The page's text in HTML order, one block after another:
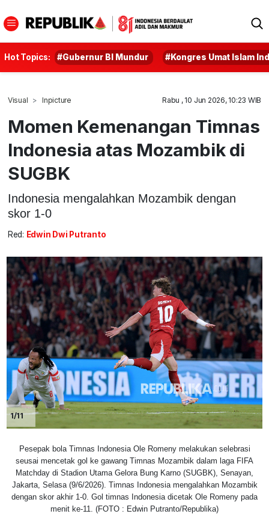
Hot Topics: #Gubernur BI Mundur #Kongres Umat Islam
Visual Inpicture Rabu , 10 Jun 2026, 10:23 WIB
Momen Kemenangan Timnas
Indonesia atas Mozambik di
SUGBK
Indonesia mengalahkan Mozambik dengan
skor 1-0
Red: Edwin Dwi Putranto
1/11
Pesepak bola Timnas Indonesia Ole Romeny melakukan selebrasi
seusai mencetak gol ke gawang Timnas Mozambik dalam laga FIFA
Matchday di Stadion Utama Gelora Bung Karno (SUGBK), Senayan,
Jakarta, Selasa (9/6/2026). Timnas Indonesia mengalahkan Mozambik
dengan skor akhir 1-0. Gol timnas Indonesia dicetak Ole Romeny pada
menit ke-11. (FOTO : Edwin Putranto/Republika)